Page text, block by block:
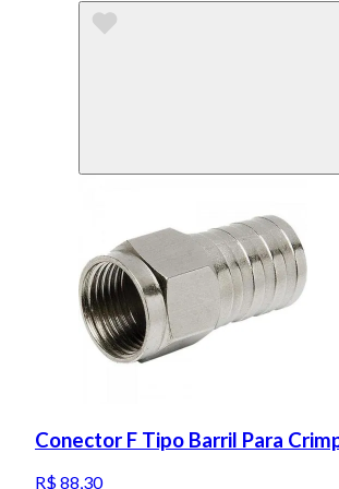
Conector F Tipo Barril Para
R$ 88,30